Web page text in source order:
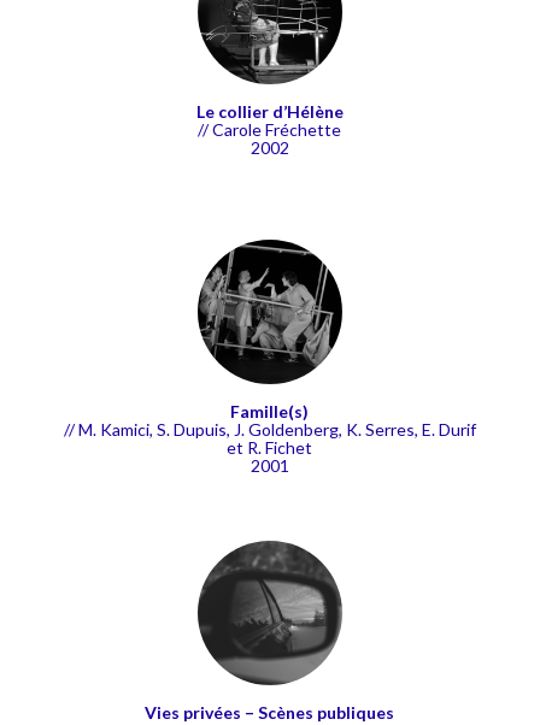
Le collier d’Hélène
// Carole Fréchette
2002
Famille(s)
//M. Kamici, S. Dupuis, J. Goldenberg, K. Serres, E. Durif
et R. Fichet
2001
Vies privées – Scènes publiques